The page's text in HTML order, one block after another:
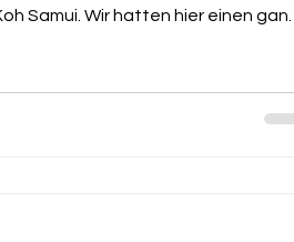
Samui. Wir hatten hier einen ganz
geländegängigen Fahrzeugen.
Bungalow-Anlagen und sonst